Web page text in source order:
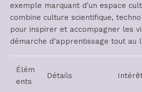
exemple marquant d’un espace
combine culture scientifique,
pour inspirer et accompagner les
démarche d’apprentissage tout au
Élém
ents
Détails